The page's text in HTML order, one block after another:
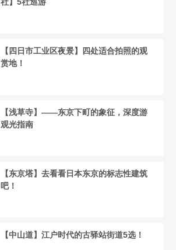
【四日市工业区夜景】四处适合拍照的观
赏地！
【浅草寺】——东京下町的象征，深度游
观光指南
【东京塔】去看看日本东京的标志性建筑
吧！
【中山道】江户时代的古驿站街道5选！